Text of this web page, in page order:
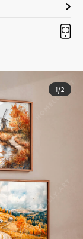
1/2